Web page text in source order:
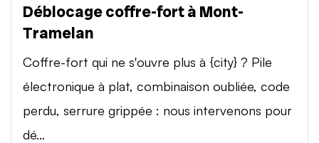
Déblocage coffre-fort à Mont-
Tramelan
Coffre-fort qui ne s'ouvre plus à {city} ? Pile
électronique à plat, combinaison oubliée, code
perdu, serrure grippée : nous intervenons pour
dé...